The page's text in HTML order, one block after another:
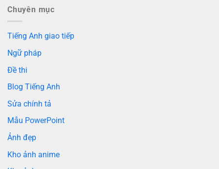
Chuyên mục
Tiếng Anh giao tiếp
Ngữ pháp
Đề thi
Blog Tiếng Anh
Sửa chính tả
Mẫu PowerPoint
Ảnh đẹp
Kho ảnh anime